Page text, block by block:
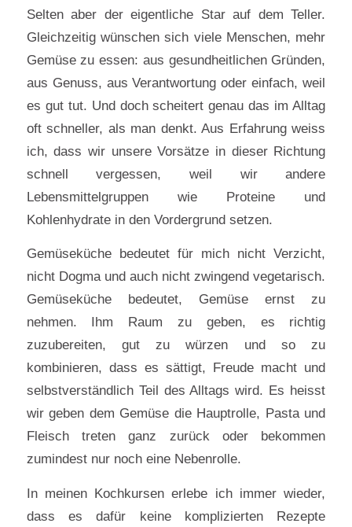
Selten aber der eigentliche Star auf dem Teller.
Gleichzeitig wünschen sich viele Menschen, mehr
Gemüse zu essen: aus gesundheitlichen Gründen,
aus Genuss, aus Verantwortung oder einfach, weil
es gut tut. Und doch scheitert genau das im Alltag
oft schneller, als man denkt. Aus Erfahrung weiss
ich, dass wir unsere Vorsätze in dieser Richtung
schnell vergessen, weil wir andere
Lebensmittelgruppen wie Proteine und
Kohlenhydrate in den Vordergrund setzen.
Gemüseküche bedeutet für mich nicht Verzicht,
nicht Dogma und auch nicht zwingend vegetarisch.
Gemüseküche bedeutet, Gemüse ernst zu
nehmen. Ihm Raum zu geben, es richtig
zuzubereiten, gut zu würzen und so zu
kombinieren, dass es sättigt, Freude macht und
selbstverständlich Teil des Alltags wird. Es heisst
wir geben dem Gemüse die Hauptrolle, Pasta und
Fleisch treten ganz zurück oder bekommen
zumindest nur noch eine Nebenrolle.
In meinen Kochkursen erlebe ich immer wieder,
dass es dafür keine komplizierten Rezepte